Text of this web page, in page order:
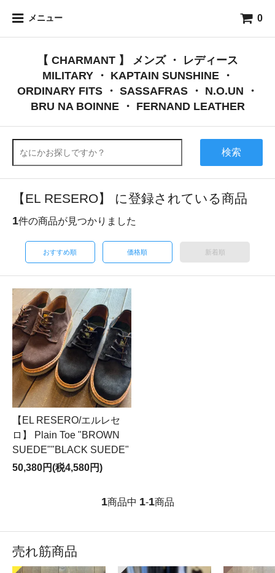
メニュー 0
【 CHARMANT 】 メンズ ・ レディース
MILITARY ・ KAPTAIN SUNSHINE ・
ORDINARY FITS ・ SASSAFRAS ・ N.O.UN ・
BRU NA BOINNE ・ FERNAND LEATHER
検索
【EL RESERO】 に登録されている商品
1件の商品が見つかりました
おすすめ順 価格順 新着順
【EL RESERO/エルレセ
ロ】 Plain Toe "BROWN
SUEDE""BLACK SUEDE"
50,380円(税4,580円)
1商品中 1-1商品
売れ筋商品